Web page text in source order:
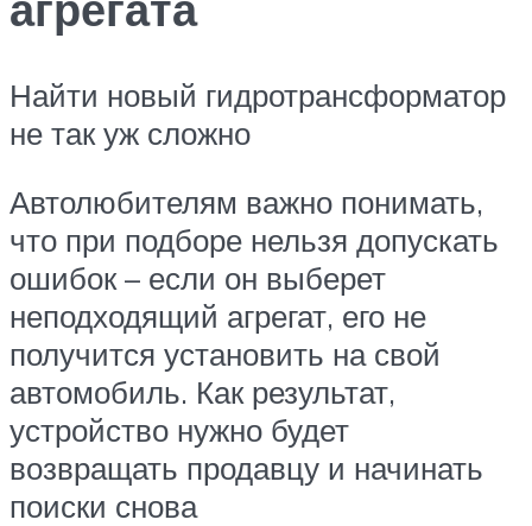
Найти новый гидротрансформатор
не так уж сложно
Автолюбителям важно понимать,
что при подборе нельзя допускать
ошибок – если он выберет
неподходящий агрегат, его не
получится установить на свой
автомобиль. Как результат,
устройство нужно будет
возвращать продавцу и начинать
поиски снова